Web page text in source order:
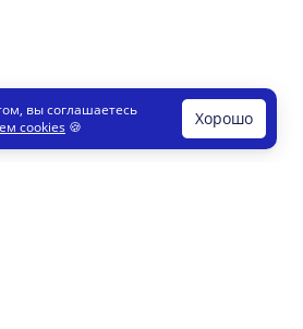
вы соглашаетесь
cookies 🍪 Хорошо